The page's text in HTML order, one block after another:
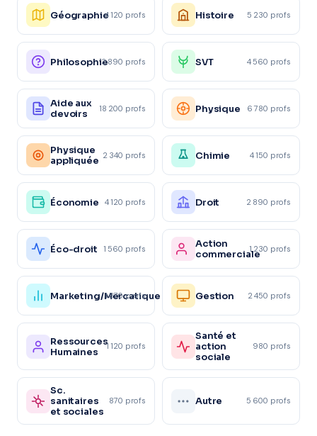
Géographie4 120 profs Histoire 5 230 profs
Philosophie3 890 profs SVT 4 560 profs
Aide aux
devoirs
18 200 profs Physique 6 780 profs
Physique
appliquée 2 340 profs Chimie 4 150 profs
Économie 4 120 profs Droit 2 890 profs
Éco-droit 1 560 profs
Action
commerciale1 230 profs
Marketing/Mercatique
1 870 profs Gestion 2 450 profs
Ressources
Humaines
1 120 profs
Santé et
action
sociale
980 profs
Sc.
sanitaires
et sociales
870 profs Autre 5 600 profs